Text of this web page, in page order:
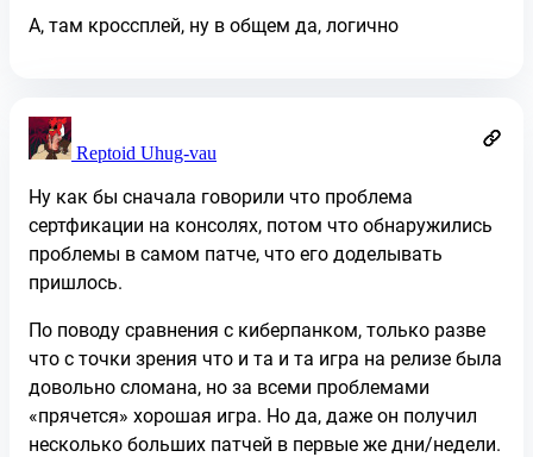
А, там кроссплей, ну в общем да, логично
Reptoid Uhug-vau
Ну как бы сначала говорили что проблема
сертфикации на консолях, потом что обнаружились
проблемы в самом патче, что его доделывать
пришлось.
По поводу сравнения с киберпанком, только разве
что с точки зрения что и та и та игра на релизе была
довольно сломана, но за всеми проблемами
«прячется» хорошая игра. Но да, даже он получил
несколько больших патчей в первые же дни/недели.